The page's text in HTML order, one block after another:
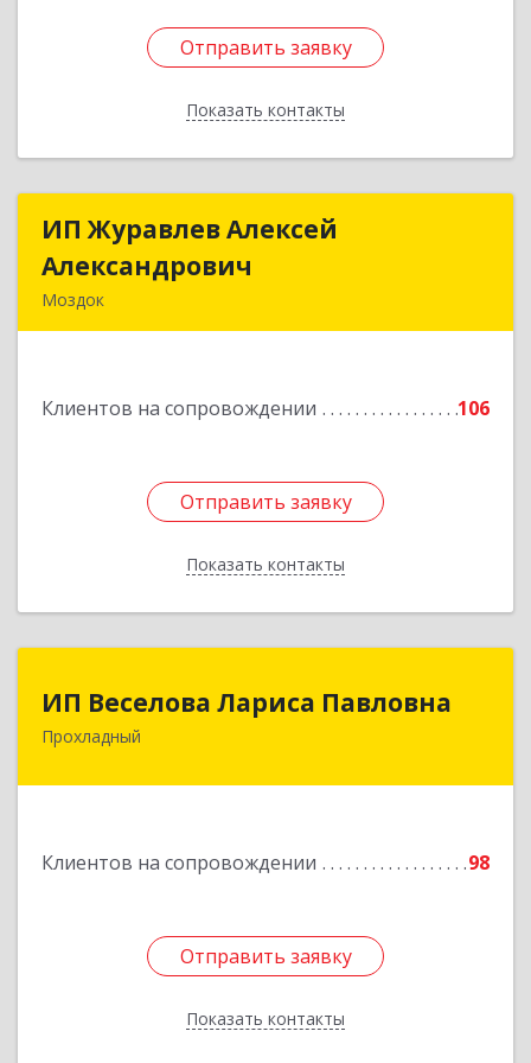
Отправить заявку
Показать контакты
Отправить заявку
Назад
ИП Журавлев Алексей
Александрович
Моздок
Клиентов на сопровождении 106
Отправить заявку
Показать контакты
ИП Журавлев Алексей
Подробнее
Отправить заявку
Назад
ИП Веселова Лариса Павловна
Прохладный
Клиентов на сопровождении 98
Отправить заявку
Показать контакты
Отправить заявку
Назад